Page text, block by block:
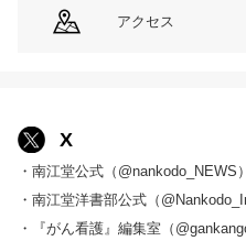
アクセス
X
・南江堂公式（@nankodo_NEWS）
・南江堂洋書部公式（
・『がん看護』編集室（